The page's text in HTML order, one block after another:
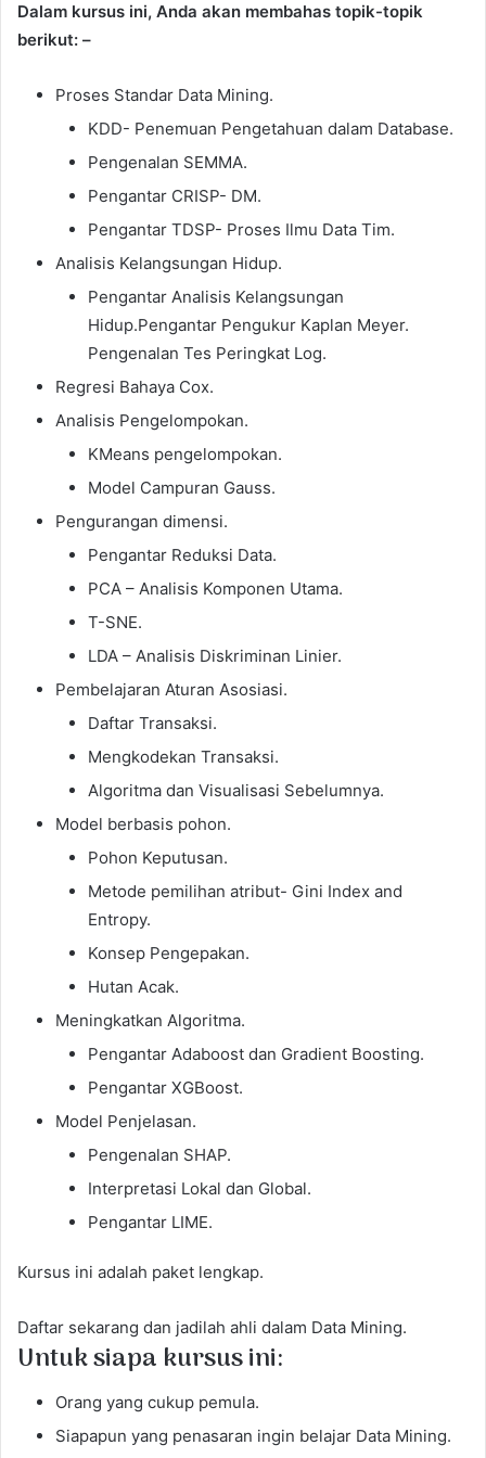
Dalam kursus ini, Anda akan membahas topik-topik
berikut: –
Proses Standar Data Mining.
KDD- Penemuan Pengetahuan dalam Database.
Pengenalan SEMMA.
Pengantar CRISP- DM.
Pengantar TDSP- Proses Ilmu Data Tim.
Analisis Kelangsungan Hidup.
Pengantar Analisis Kelangsungan
Hidup.Pengantar Pengukur Kaplan Meyer.
Pengenalan Tes Peringkat Log.
Regresi Bahaya Cox.
Analisis Pengelompokan.
KMeans pengelompokan.
Model Campuran Gauss.
Pengurangan dimensi.
Pengantar Reduksi Data.
PCA – Analisis Komponen Utama.
T-SNE.
LDA – Analisis Diskriminan Linier.
Pembelajaran Aturan Asosiasi.
Daftar Transaksi.
Mengkodekan Transaksi.
Algoritma dan Visualisasi Sebelumnya.
Model berbasis pohon.
Pohon Keputusan.
Metode pemilihan atribut- Gini Index and
Entropy.
Konsep Pengepakan.
Hutan Acak.
Meningkatkan Algoritma.
Pengantar Adaboost dan Gradient Boosting.
Pengantar XGBoost.
Model Penjelasan.
Pengenalan SHAP.
Interpretasi Lokal dan Global.
Pengantar LIME.
Kursus ini adalah paket lengkap.
Daftar sekarang dan jadilah ahli dalam Data Mining.
Untuk siapa kursus ini:
Orang yang cukup pemula.
Siapapun yang penasaran ingin belajar Data Mining.